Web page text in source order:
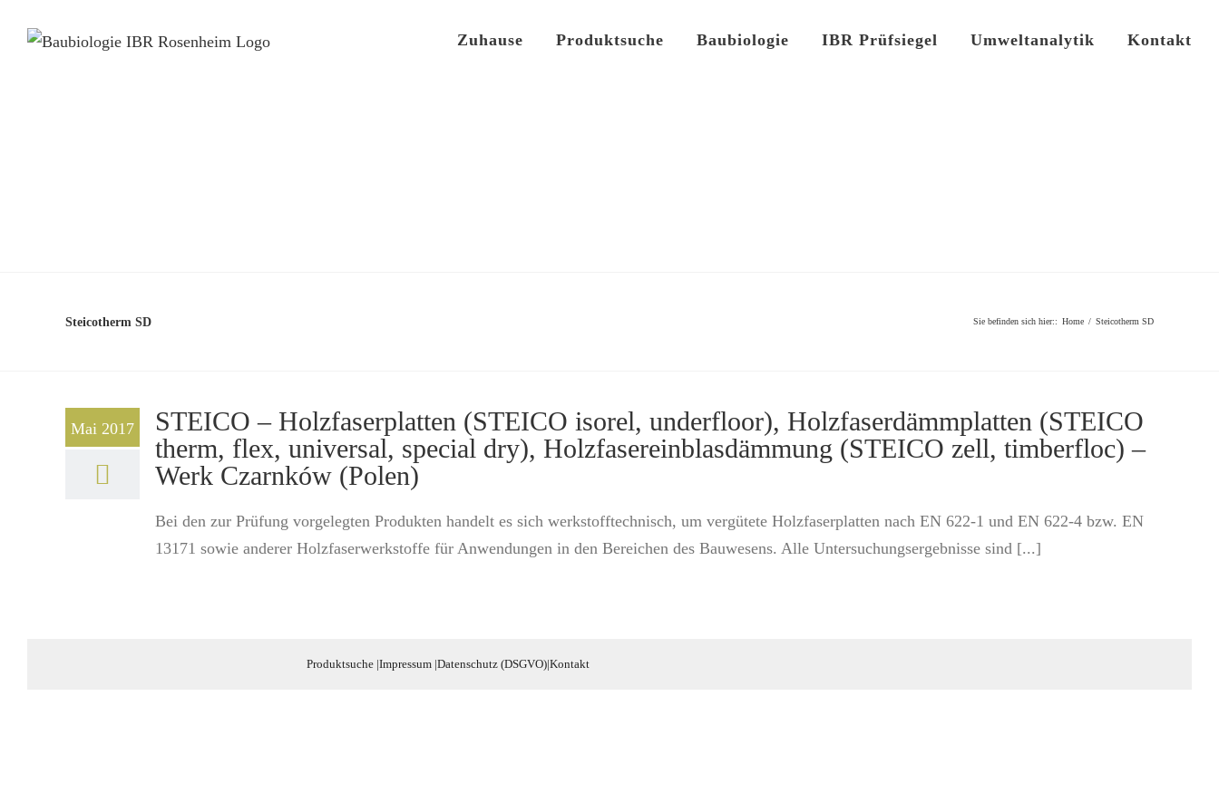
Zuhause Produktsuche Baubiologie IBR Prüfsiegel Umweltanalytik Kontakt
Steicotherm SD Sie befinden sich hier:: Home / Steicotherm SD
Mai 2017
STEICO – Holzfaserplatten (STEICO isorel, underfloor), Holzfaserdämmplatten (STEICO
therm, flex, universal, special dry), Holzfasereinblasdämmung (STEICO zell, timberfloc) –
Werk Czarnków (Polen)
Bei den zur Prüfung vorgelegten Produkten handelt es sich werkstofftechnisch, um vergütete Holzfaserplatten nach EN 622-1 und EN 622-4 bzw. EN
13171 sowie anderer Holzfaserwerkstoffe für Anwendungen in den Bereichen des Bauwesens. Alle Untersuchungsergebnisse sind [...]
Produktsuche|Impressum|Datenschutz (DSGVO)|Kontakt